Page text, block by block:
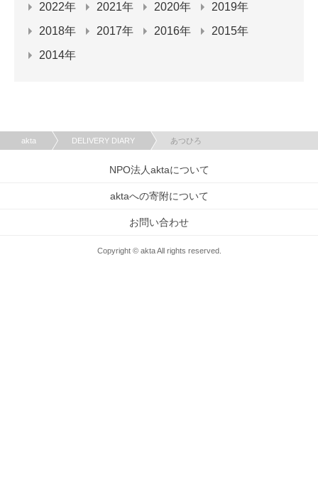
2022年
2021年 2020年
2019年
2018年
2017年 2016年
2015年
2014年
akta DELIVERY DIARY あつひろ
NPO法人aktaについて
aktaへの寄附について
お問い合わせ
Copyright © akta All rights reserved.